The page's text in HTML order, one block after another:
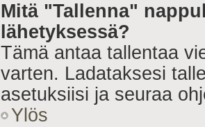
Mitä "Tallenna"
lähetyksessä?
Tämä antaa tallentaa
varten. Ladataksesi
asetuksiisi ja seuraa
Ylös